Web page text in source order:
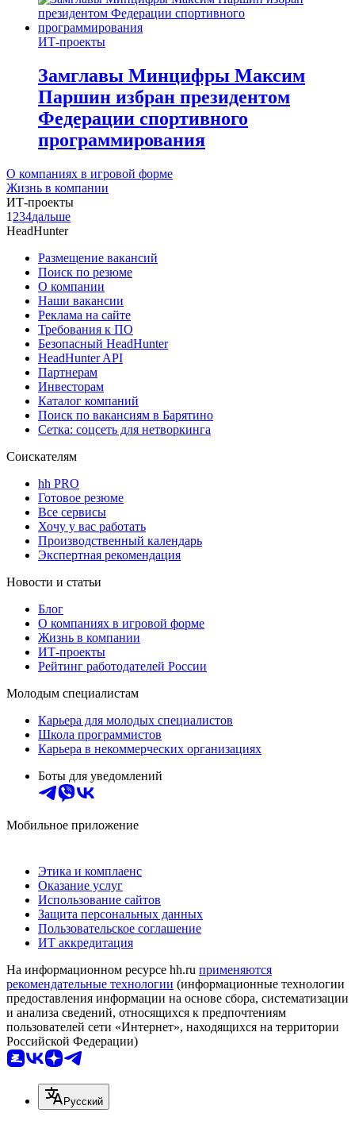
ИТ-проекты
Замглавы Минцифры Максим
Паршин избран президентом
Федерации спортивного
программирования
О компаниях в игровой форме
Жизнь в компании
ИТ-проекты
1 234дальше
HeadHunter
Размещение вакансий
Поиск по резюме
О компании
Наши вакансии
Реклама на сайте
Требования к ПО
Безопасный HeadHunter
HeadHunter API
Партнерам
Инвесторам
Каталог компаний
Поиск по вакансиям в Барятино
Сетка: соцсеть для нетворкинга
Соискателям
hh PRO
Готовое резюме
Все сервисы
Хочу у вас работать
Производственный календарь
Экспертная рекомендация
Новости и статьи
Блог
О компаниях в игровой форме
Жизнь в компании
ИТ-проекты
Рейтинг работодателей России
Молодым специалистам
Карьера для молодых специалистов
Школа программистов
Карьера в некоммерческих организациях
Боты для уведомлений
Мобильное приложение
Этика и комплаенс
Оказание услуг
Использование сайтов
Защита персональных данных
Пользовательское соглашение
ИТ аккредитация
На информационном ресурсе hh.ru применяются
рекомендательные технологии (информационные технологии
предоставления информации на основе сбора, систематизации
и анализа сведений, относящихся к предпочтениям
пользователей сети «Интернет», находящихся на территории
Российской Федерации)
Русский